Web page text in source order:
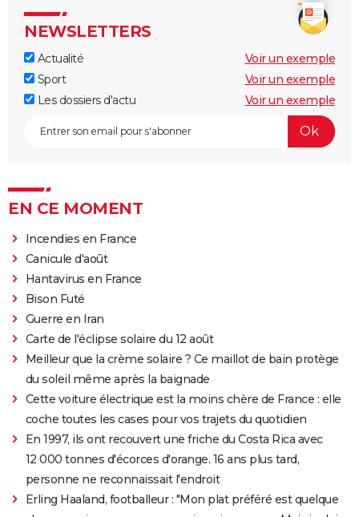
NEWSLETTERS
Actualité
Voir un exemple
Sport
Voir un exemple
Les dossiers d'actu
Voir un exemple
EN CE MOMENT
Incendies en France
Canicule d'août
Hantavirus en France
Bison Futé
Guerre en Iran
Carte de l'éclipse solaire du 12 août
Meilleur que la crème solaire ? Ce maillot de bain protège
du soleil même après la baignade
Cette voiture électrique est la moins chère de France : elle
coche toutes les cases pour vos trajets du quotidien
En 1997, ils ont recouvert une friche du Costa Rica avec
12 000 tonnes d'écorces d'orange. 16 ans plus tard,
personne ne reconnaissait l'endroit
Erling Haaland, footballeur : "Mon plat préféré est quelque